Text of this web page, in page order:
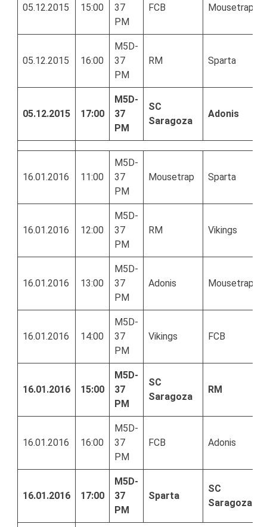
05.12.2015 15:00
37
PM
FCB Mousetrap
05.12.2015 16:00
M5D-
37
PM
RM Sparta
05.12.2015 17:00
M5D-
37
PM
SC
Saragoza
Adonis
16.01.2016 11:00
M5D-
37
PM
Mousetrap Sparta
16.01.2016 12:00
M5D-
37
PM
RM Vikings
16.01.2016 13:00
M5D-
37
PM
Adonis Mousetrap
16.01.2016 14:00
M5D-
37
PM
Vikings FCB
16.01.2016 15:00
M5D-
37
PM
SC
Saragoza
RM
16.01.2016 16:00
M5D-
37
PM
FCB Adonis
16.01.2016 17:00
M5D-
37
PM
Sparta
SC
Saragoza